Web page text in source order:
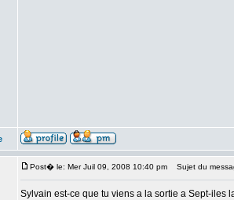
Post� le: Mer Juil 09, 2008 10:40 pm Sujet du
Sylvain est-ce que tu viens a la sortie a Sept-iles